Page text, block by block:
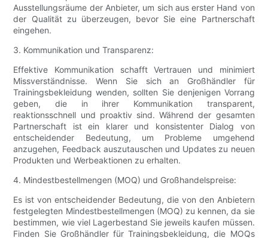
Ausstellungsräume der Anbieter, um sich aus erster Hand von
der Qualität zu überzeugen, bevor Sie eine Partnerschaft
eingehen.
3. Kommunikation und Transparenz:
Effektive Kommunikation schafft Vertrauen und minimiert
Missverständnisse. Wenn Sie sich an Großhändler für
Trainingsbekleidung wenden, sollten Sie denjenigen Vorrang
geben, die in ihrer Kommunikation transparent,
reaktionsschnell und proaktiv sind. Während der gesamten
Partnerschaft ist ein klarer und konsistenter Dialog von
entscheidender Bedeutung, um Probleme umgehend
anzugehen, Feedback auszutauschen und Updates zu neuen
Produkten und Werbeaktionen zu erhalten.
4. Mindestbestellmengen (MOQ) und Großhandelspreise:
Es ist von entscheidender Bedeutung, die von den Anbietern
festgelegten Mindestbestellmengen (MOQ) zu kennen, da sie
bestimmen, wie viel Lagerbestand Sie jeweils kaufen müssen.
Finden Sie Großhändler für Trainingsbekleidung, die MOQs